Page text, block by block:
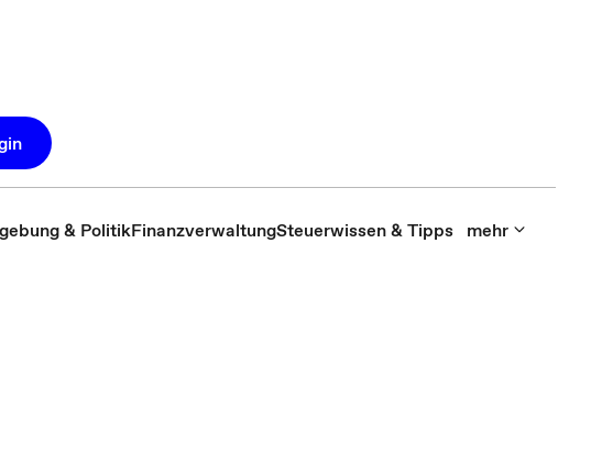
& PolitikFinanzverwaltungSteuerwissen & Tipps mehr